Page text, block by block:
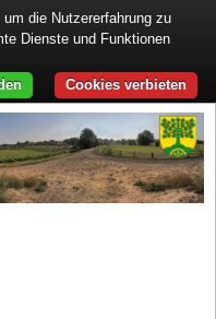
die Nutzererfahrung zu
Dienste und Funktionen
Cookies verbieten